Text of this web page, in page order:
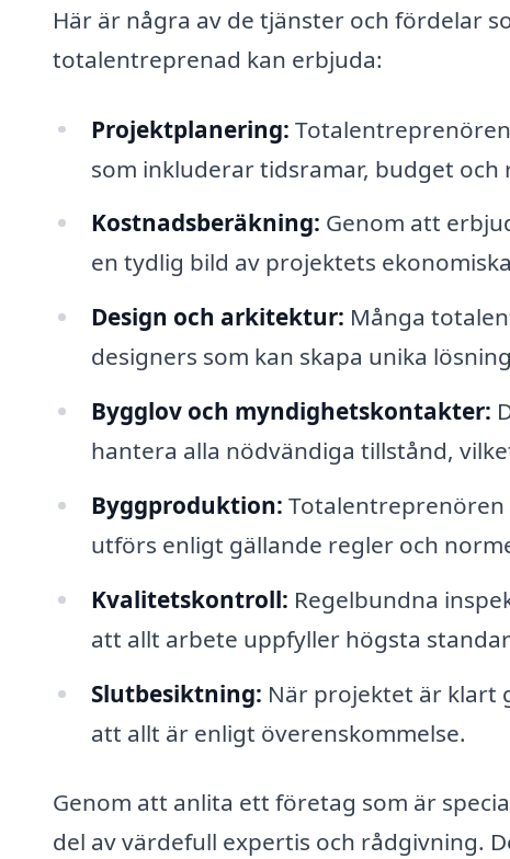
Här är några av de tjänster och fördelar
totalentreprenad kan erbjuda:
Projektplanering:
som inkluderar tidsramar, budget och
Kostnadsberäkning: Genom att
en tydlig bild av projektets
Design och arkitektur: Många
designers som kan skapa unika
Bygglov och myndighetskontakter:
hantera alla nödvändiga tillstånd,
Byggproduktion: Totalentreprenören
utförs enligt gällande regler och
Kvalitetskontroll: Regelbundna
att allt arbete uppfyller högsta
Slutbesiktning: När projektet är klart
att allt är enligt överenskommelse.
Genom att anlita ett företag som är
del av värdefull expertis och rådgivning.